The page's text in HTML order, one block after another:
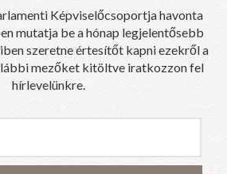
Képviselőcsoportja havonta
mutatja be a hónap legjelentősebb
szeretne értesítőt kapni ezekről a
mezőket kitöltve iratkozzon fel
hírlevelünkre.